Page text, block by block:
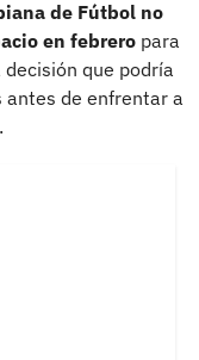
de Fútbol no
en febrero para
que podría
de enfrentar a